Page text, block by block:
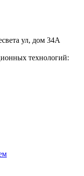
ул, дом 34А
технологий: